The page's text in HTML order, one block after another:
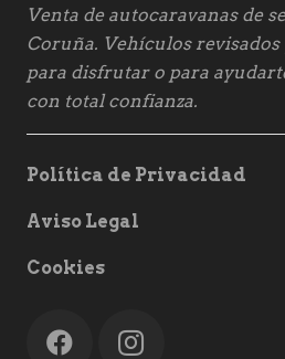
Venta de autocaravanas de
Coruña. Vehículos revisados
para disfrutar o para
con total confianza.
Política de Privacidad
Aviso Legal
Cookies